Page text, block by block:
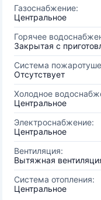
Газоснабжение:
Центральное
Горячее
Закрытая с
Система
Отсутствует
Холодное
Центральное
Электроснабжение:
Центральное
Вентиляция:
Вытяжная
Система отопления:
Центральное